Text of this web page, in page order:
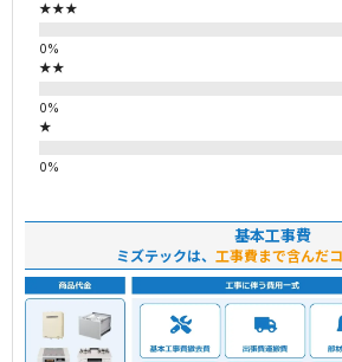
★★★
★★
★
基本工事費
ミズテックは、 工事費まで含んだ